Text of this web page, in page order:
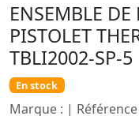
ENSEMBLE
PISTOLET
TBLI2002-SP-5
En stock
Marque : | Référence